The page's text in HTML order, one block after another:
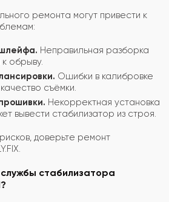
ремонта могут привести к
Неправильная разборка
обрыву.
Ошибки в калибровке
съёмки.
Некорректная установка
вывести стабилизатор из строя.
доверьте ремонт
стабилизатора